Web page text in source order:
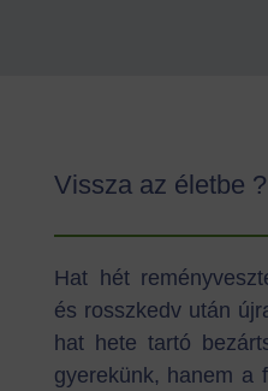
Vissza az életbe ?
Hat hét
és rosszkedv után
hat hete tartó
gyerekünk, hanem a